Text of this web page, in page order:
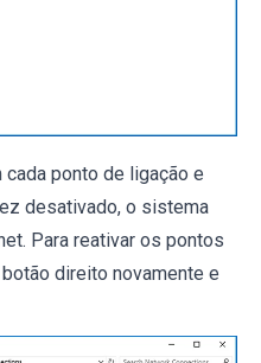
ponto de ligação e
desativado, o sistema
Para reativar os pontos
direito novamente e